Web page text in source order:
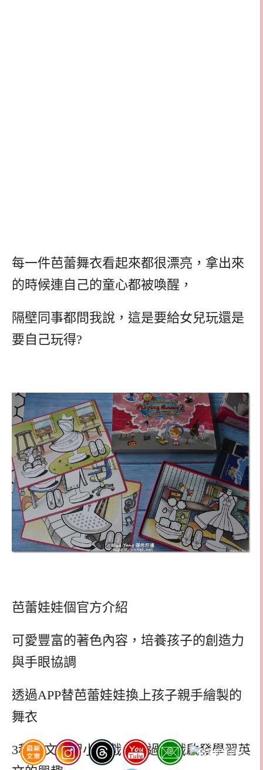
每一件芭蕾舞衣看起來都很漂亮，拿出來
的時候連自己的童心都被喚醒，
隔壁同事都問我說，這是要給女兒玩還是
要自己玩得?
芭蕾娃娃個官方介紹
可愛豐富的著色內容，培養孩子的創造力
與手眼協調
透過APP替芭蕾娃娃換上孩子親手繪製的
舞衣
3種英文學習小遊戲，透過遊戲啟發學習英